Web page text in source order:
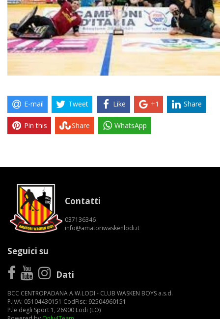
E-mail Tweet Like +1 Share
Pin this Share WhatsApp
Contatti
037136346
info@amatoriwaskenlodi.it
Seguici su
Dati
BCC CENTROPADANA A.W.LODI - CLUB WASKEN BOYS a.s.d.
P.IVA: 05104430151 CodFisc: 92504960151
P.le degli Sport 1, 26900 Lodi (LO)